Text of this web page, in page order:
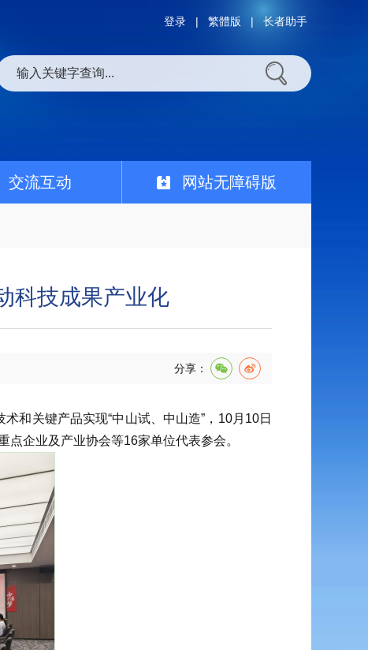
登录 | 繁體版 | 长者助手
交流互动 网站无障碍版
科技成果产业化
分享：
和关键产品实现“中山试、中山造”，10月10日
企业及产业协会等16家单位代表参会。